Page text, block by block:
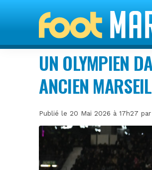
UN OLYMPIEN
ANCIEN
Publié le 20 Mai 2026 à 17h27